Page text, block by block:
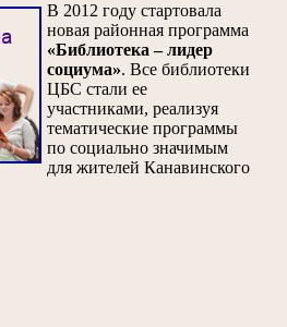
В 2012 году стартовала
новая районная программа
«Библиотека – лидер
социума». Все библиотеки
ЦБС стали ее
участниками, реализуя
тематические программы
по социально значимым
для жителей Канавинского